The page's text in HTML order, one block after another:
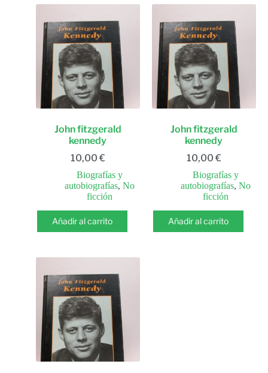
John fitzgerald
kennedy
10,00 €
Biografías y
autobiografías,No
ficción
Añadir al carrito
John fitzgerald
kennedy
10,00 €
Biografías y
autobiografías,No
ficción
Añadir al carrito